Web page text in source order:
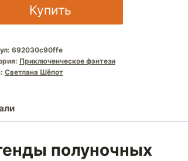
Купить
692030c90ffe
Приключенческое фэнтези
Светлана Шёпот
полуночных